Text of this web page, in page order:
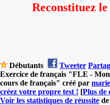
Reconstituez
Débutants Tweeter
Exercice de français "FLE -
cours de français" créé par
créez votre propre test ! [Plus de
Voir les statistiques de réussite